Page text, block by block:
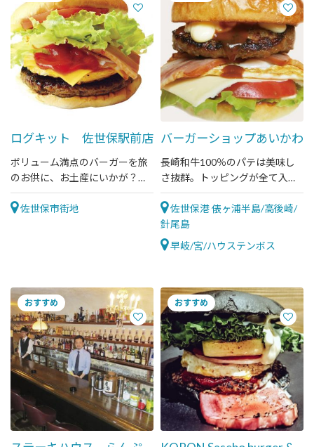
ログキット 佐世保駅前店
ボリューム満点のバーガーを旅
のお供に、お土産にいかが？電
車の時間に合わせて作ってくれ
るので、予め電話予約をしてお
佐世保市街地
バーガーショップあいかわ
長崎和牛100％のパテは美味し
さ抜群。トッピングが全て入っ
たスペシャルバーガーで是非、
佐世保バーガーの醍醐味をご堪
能ください。
佐世保港 俵ヶ浦半島/高後崎/
針尾島
早岐/宮/ハウステンボス